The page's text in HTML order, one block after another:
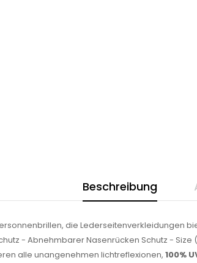
Beschreibung
die Lederseitenverkleidungen
- Abnehmbarer Nasenrücken Schutz - Size
alle unangenehmen lichtreflexionen, 100%